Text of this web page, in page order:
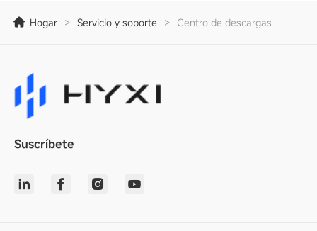
Hogar > Servicio y soporte > Centro de descargas
Suscríbete